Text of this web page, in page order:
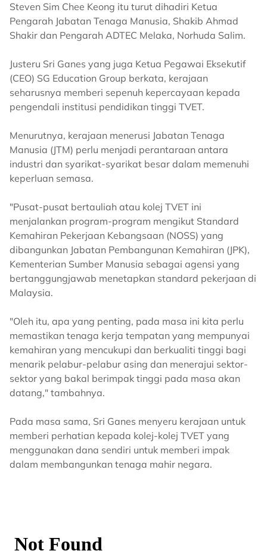
Steven Sim Chee Keong itu turut dihadiri Ketua
Pengarah Jabatan Tenaga Manusia, Shakib Ahmad
Shakir dan Pengarah ADTEC Melaka, Norhuda Salim.
Justeru Sri Ganes yang juga Ketua Pegawai Eksekutif
(CEO) SG Education Group berkata, kerajaan
seharusnya memberi sepenuh kepercayaan kepada
pengendali institusi pendidikan tinggi TVET.
Menurutnya, kerajaan menerusi Jabatan Tenaga
Manusia (JTM) perlu menjadi perantaraan antara
industri dan syarikat-syarikat besar dalam memenuhi
keperluan semasa.
"Pusat-pusat bertauliah atau kolej TVET ini
menjalankan program-program mengikut Standard
Kemahiran Pekerjaan Kebangsaan (NOSS) yang
dibangunkan Jabatan Pembangunan Kemahiran (JPK),
Kementerian Sumber Manusia sebagai agensi yang
bertanggungjawab menetapkan standard pekerjaan di
Malaysia.
"Oleh itu, apa yang penting, pada masa ini kita perlu
memastikan tenaga kerja tempatan yang mempunyai
kemahiran yang mencukupi dan berkualiti tinggi bagi
menarik pelabur-pelabur asing dan menerajui sektor-
sektor yang bakal berimpak tinggi pada masa akan
datang," tambahnya.
Pada masa sama, Sri Ganes menyeru kerajaan untuk
memberi perhatian kepada kolej-kolej TVET yang
menggunakan dana sendiri untuk memberi impak
dalam membangunkan tenaga mahir negara.